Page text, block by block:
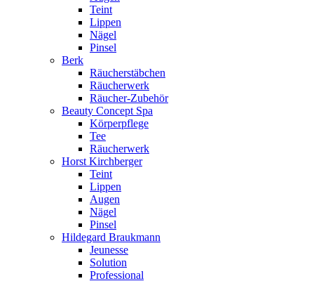
Teint
Lippen
Nägel
Pinsel
Berk
Räucherstäbchen
Räucherwerk
Räucher-Zubehör
Beauty Concept Spa
Körperpflege
Tee
Räucherwerk
Horst Kirchberger
Teint
Lippen
Augen
Nägel
Pinsel
Hildegard Braukmann
Jeunesse
Solution
Professional